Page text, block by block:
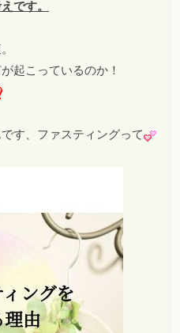
です。
起こっているのか！
す、ファスティングって